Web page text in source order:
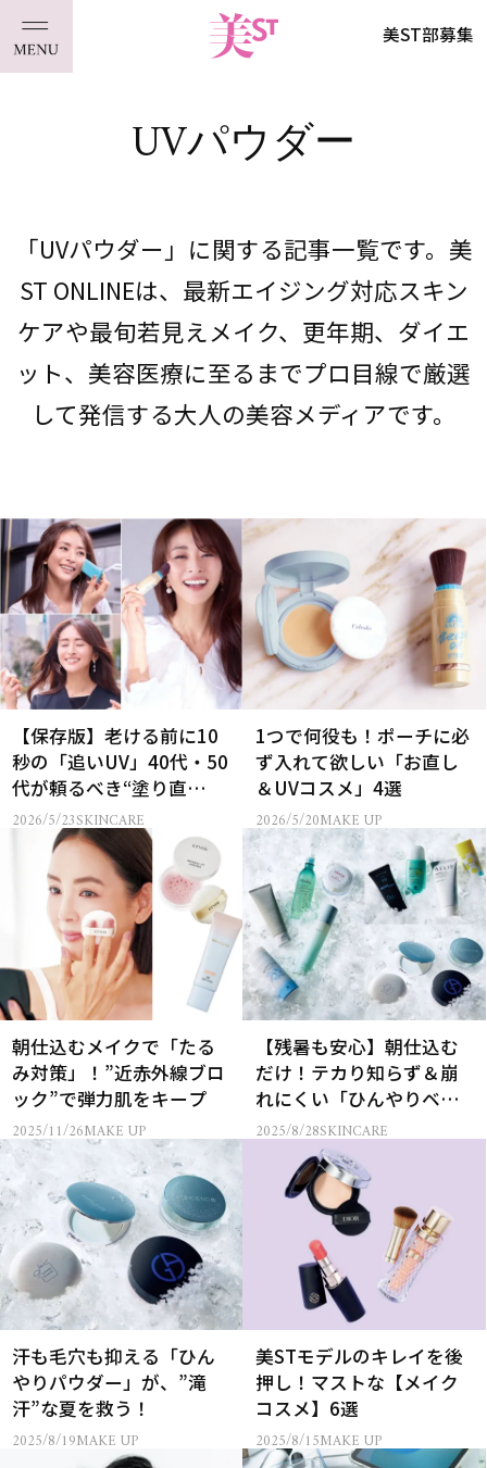
美ST部募集
UVパウダー
「UVパウダー」に関する記事一覧です。美
ST ONLINEは、最新エイジング対応スキン
ケアや最旬若見えメイク、更年期、ダイエ
ット、美容医療に至るまでプロ目線で厳選
して発信する大人の美容メディアです。
【保存版】老ける前に10
秒の「追いUV」40代・50
代が頼るべき“塗り直
し”日焼け止めアイテム
2026/5/23SKINCARE
1つで何役も！ポーチに必
ず入れて欲しい「お直し
＆UVコスメ」4選
2026/5/20MAKE UP
朝仕込むメイクで「たる
み対策」！”近赤外線ブロ
ック”で弾力肌をキープ
2025/11/26MAKE UP
【残暑も安心】朝仕込む
だけ！テカり知らず＆崩
れにくい「ひんやりベー
スメイク17選」
2025/8/28SKINCARE
汗も毛穴も抑える「ひん
やりパウダー」が、”滝
汗”な夏を救う！
2025/8/19MAKE UP
美STモデルのキレイを後
押し！マストな【メイク
コスメ】6選
2025/8/15MAKE UP